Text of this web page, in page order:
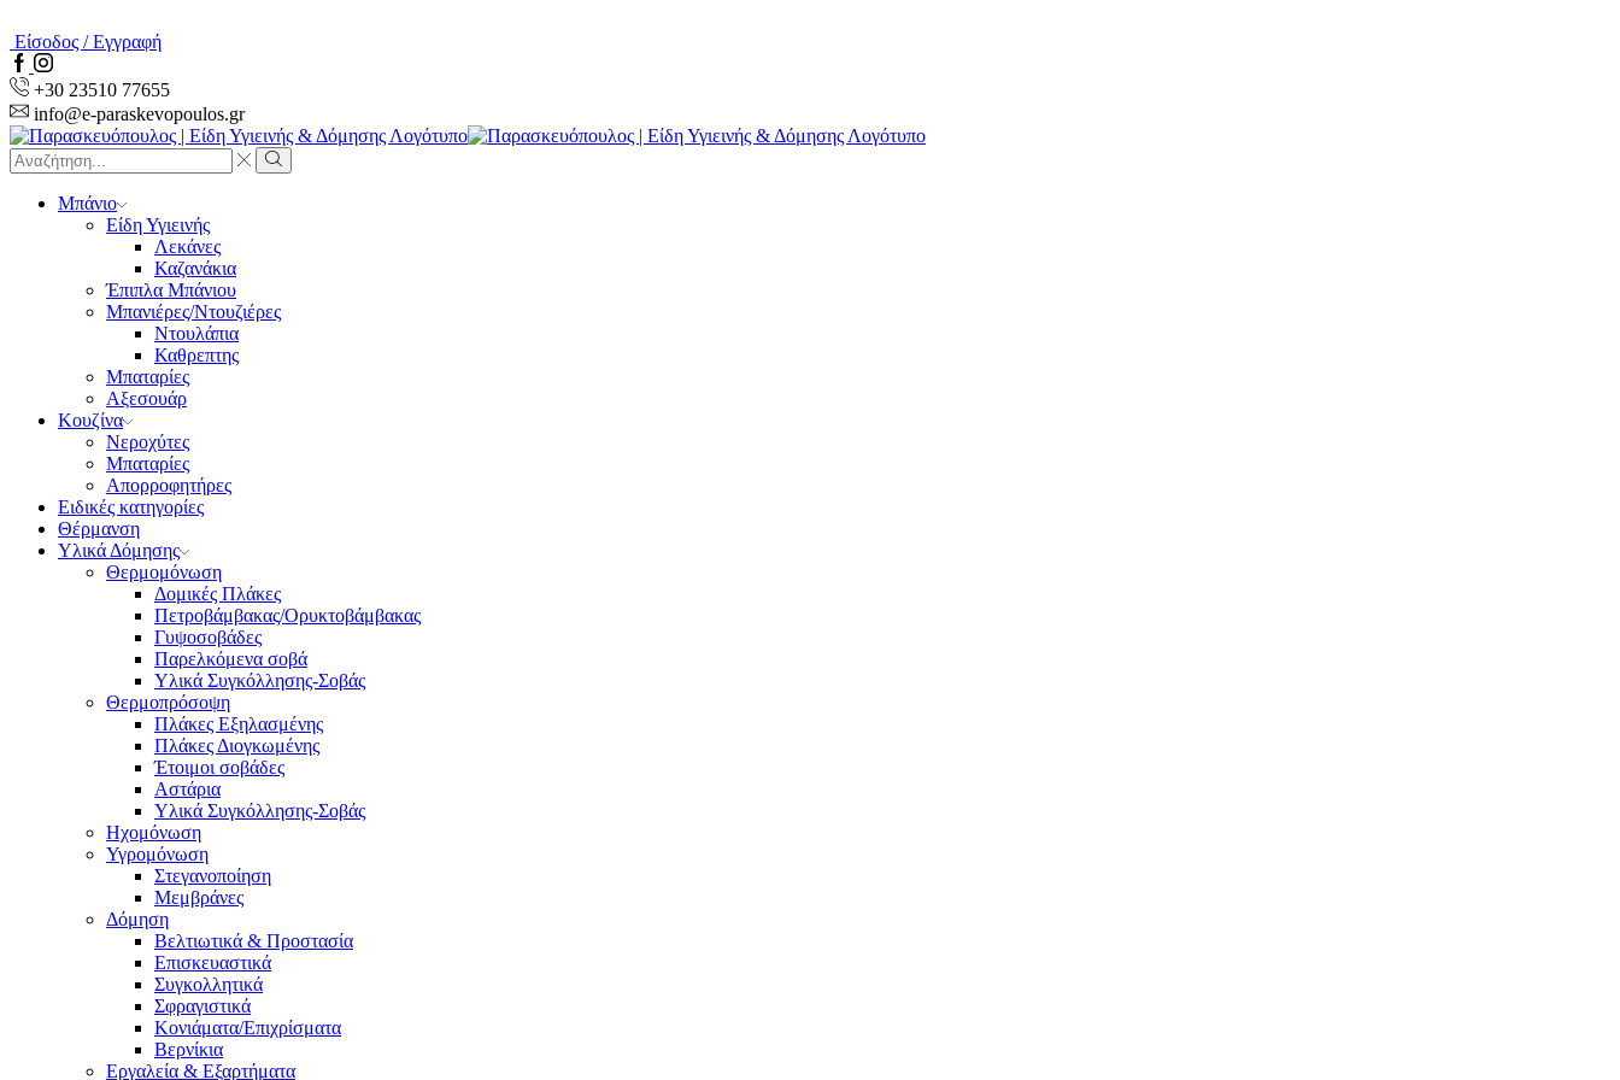
Είσοδος / Εγγραφή
Facebook
Instagram
+30 23510 77655
info@e-paraskevopoulos.gr
Search
input
Search
Μπάνιο
Είδη Υγιεινής
Λεκάνες
Καζανάκια
Έπιπλα Μπάνιου
Μπανιέρες/Ντουζιέρες
Ντουλάπια
Καθρεπτης
Μπαταρίες
Αξεσουάρ
Κουζίνα
Νεροχύτες
Μπαταρίες
Απορροφητήρες
Ειδικές κατηγορίες
Θέρμανση
Υλικά Δόμησης
Θερμομόνωση
Δομικές Πλάκες
Πετροβάμβακας/Ορυκτοβάμβακας
Γυψοσοβάδες
Παρελκόμενα σοβά
Υλικά Συγκόλλησης-Σοβάς
Θερμοπρόσοψη
Πλάκες Εξηλασμένης
Πλάκες Διογκωμένης
Έτοιμοι σοβάδες
Αστάρια
Υλικά Συγκόλλησης-Σοβάς
Ηχομόνωση
Υγρομόνωση
Στεγανοποίηση
Μεμβράνες
Δόμηση
Βελτιωτικά & Προστασία
Επισκευαστικά
Συγκολλητικά
Σφραγιστικά
Κονιάματα/Επιχρίσματα
Βερνίκια
Εργαλεία & Εξαρτήματα